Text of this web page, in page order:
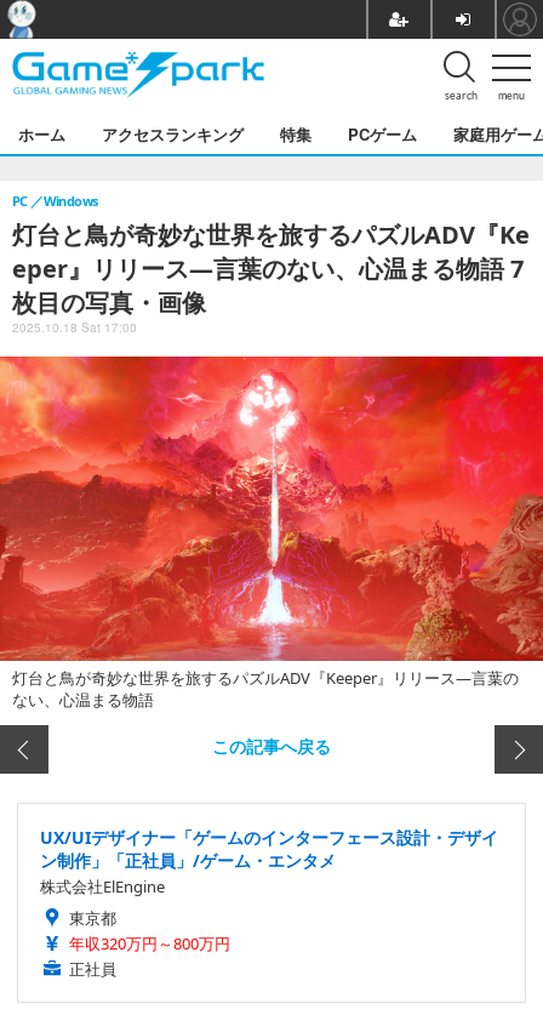
menu
search
ホーム アクセスランキング 特集 PCゲーム 家庭用ゲー
灯台と鳥が奇妙な世界を旅するパズルADV『Ke
eper』リリース―言葉のない、心温まる物語 7
枚目の写真・画像
PC Windows
2025.10.18 Sat 17:00
灯台と鳥が奇妙な世界を旅するパズルADV『Keeper』リリース―言葉の
ない、心温まる物語
この記事へ戻る
UX/UIデザイナー「ゲームのインターフェース設計・デザイ
ン制作」「正社員」/ゲーム・エンタメ
株式会社ElEngine
東京都
年収320万円～800万円
正社員